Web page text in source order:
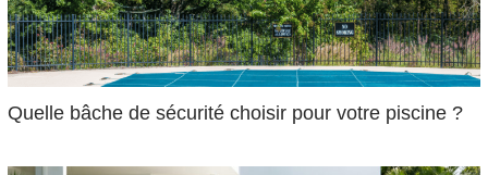
Quelle bâche de sécurité choisir pour votre piscine ?